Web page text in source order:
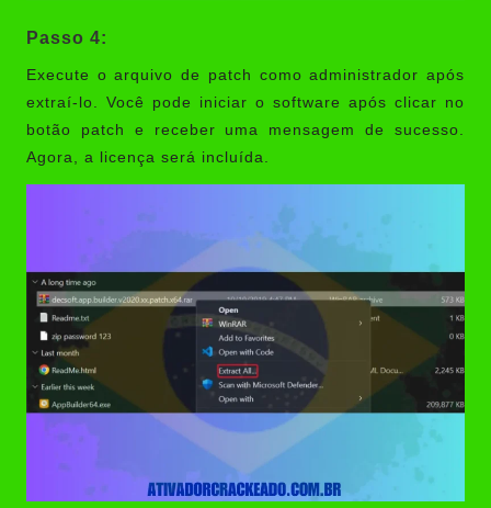
Passo 4:
Execute o arquivo de patch como administrador após
extraí-lo. Você pode iniciar o software após clicar no
botão patch e receber uma mensagem de sucesso.
Agora, a licença será incluída.